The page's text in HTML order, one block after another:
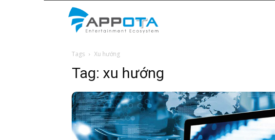
Tags Xu hướng
Tag: xu hướng